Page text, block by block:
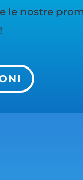
le nostre